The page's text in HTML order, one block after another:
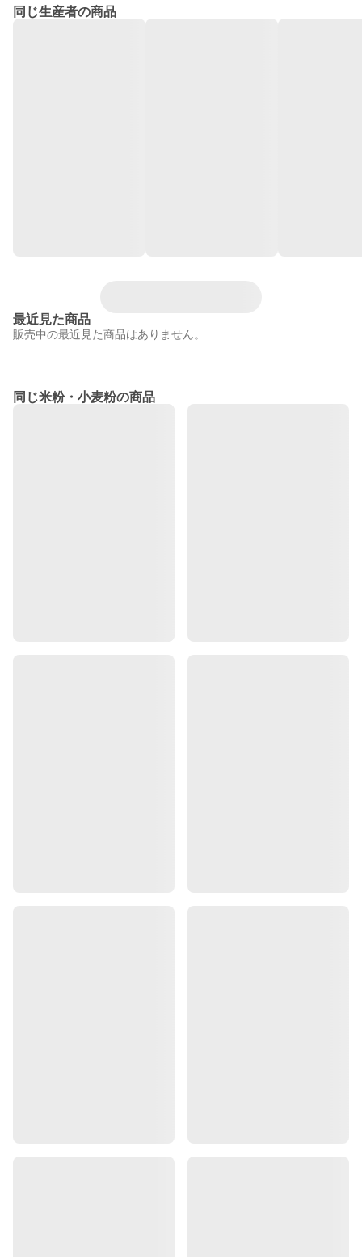
同じ生産者の商品
最近見た商品
販売中の最近見た商品はありません。
同じ米粉・小麦粉の商品